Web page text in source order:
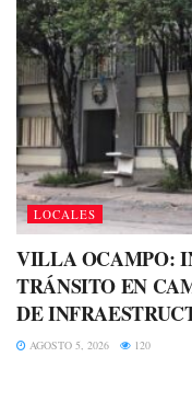
LOCALES
VILLA OCAMPO:
TRÁNSITO EN
DE
AGOSTO 5, 2026 120